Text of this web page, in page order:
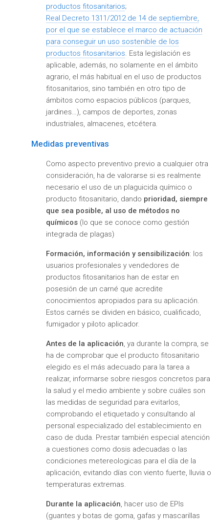
productos fitosanitarios;
Real Decreto 1311/2012 de 14 de septiembre,
por el que se establece el marco de actuación
para conseguir un uso sostenible de los
productos fitosanitarios. Esta legislación es
aplicable, además, no solamente en el ámbito
agrario, el más habitual en el uso de productos
fitosanitarios, sino también en otro tipo de
ámbitos como espacios públicos (parques,
jardines…), campos de deportes, zonas
industriales, almacenes, etcétera.
Medidas preventivas
Como aspecto preventivo previo a cualquier otra
consideración, ha de valorarse si es realmente
necesario el uso de un plaguicida químico o
producto fitosanitario, dando prioridad, siempre
que sea posible, al uso de métodos no
químicos (lo que se conoce como gestión
integrada de plagas)
Formación, información y sensibilización: los
usuarios profesionales y vendedores de
productos fitosanitarios han de estar en
posesión de un carné que acredite
conocimientos apropiados para su aplicación.
Estos carnés se dividen en básico, cualificado,
fumigador y piloto aplicador.
Antes de la aplicación, ya durante la compra, se
ha de comprobar que el producto fitosanitario
elegido es el más adecuado para la tarea a
realizar, informarse sobre riesgos concretos para
la salud y el medio ambiente y sobre cuáles son
las medidas de seguridad para evitarlos,
comprobando el etiquetado y consultando al
personal especializado del establecimiento en
caso de duda. Prestar también especial atención
a cuestiones como dosis adecuadas o las
condiciones metereologicas para el día de la
aplicación, evitando días con viento fuerte, lluvia o
temperaturas extremas.
Durante la aplicación, hacer uso de EPIs
(guantes y botas de goma, gafas y mascarillas